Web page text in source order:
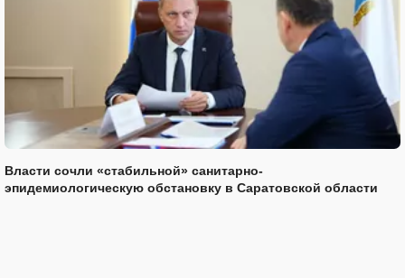
Власти сочли «стабильной» санитарно-
эпидемиологическую обстановку в Саратовской области